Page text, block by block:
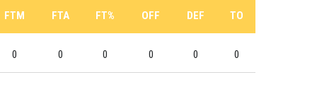
FTM FTA FT% OFF DEF TO
0 0 0 0 0 0